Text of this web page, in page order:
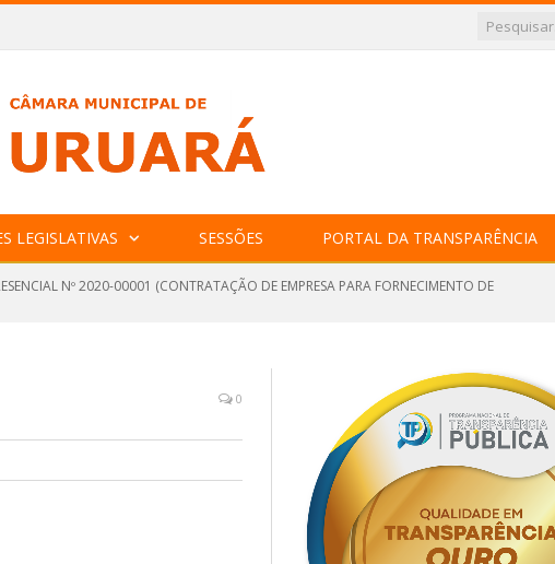
LEGISLATIVAS SESSÕES PORTAL DA TRANSPARÊNCIA
Nº 2020-00001 (CONTRATAÇÃO DE EMPRESA PARA FORNECIMENTO DE
0